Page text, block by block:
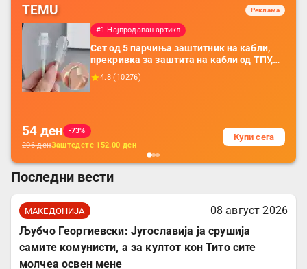
TEMU Реклама
#1 Најпродаван артикл
Сет од 5 парчиња заштитник на кабли,
прекривка за заштита на кабли од ТПУ,
додатоци за заштита на кабли, без
батерија, за мобилни телефони, комплет
4.8 ( 10276)
54 ден
-73%
206денЗаштедете 152.00 ден
Купи сега
Последни вести
МАКЕДОНИЈА
08 август 2026
Љубчо Георгиевски: Југославија ја срушија
самите комунисти, а за култот кон Тито сите
молчеа освен мене